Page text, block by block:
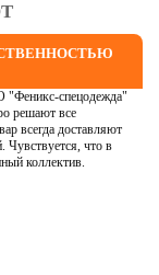
"Феникс-спецодежда"
решают все
всегда доставляют
Чувствуется, что в
коллектив.